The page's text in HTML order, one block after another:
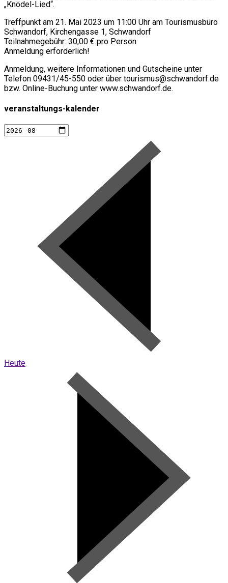
„Knödel-Lied“.
Treffpunkt am 21. Mai 2023 um 11:00 Uhr am Tourismusbüro
Schwandorf, Kirchengasse 1, Schwandorf
Teilnahmegebühr: 30,00 € pro Person
Anmeldung erforderlich!
Anmeldung, weitere Informationen und Gutscheine unter
Telefon 09431/45-550 oder über tourismus@schwandorf.de
bzw. Online-Buchung unter www.schwandorf.de.
veranstaltungs-kalender
Heute